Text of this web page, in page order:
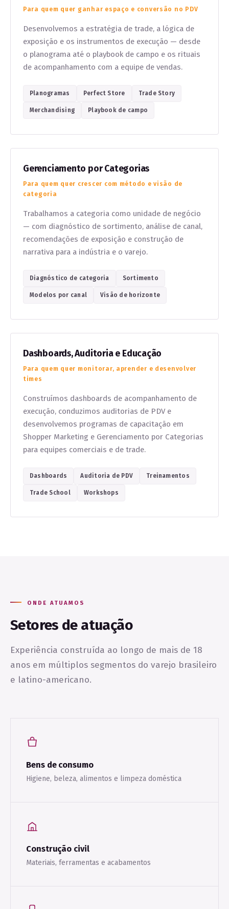
Para quem quer ganhar espaço e conversão no PDV
Desenvolvemos a estratégia de trade, a lógica de
exposição e os instrumentos de execução — desde
o planograma até o playbook de campo e os rituais
de acompanhamento com a equipe de vendas.
Planogramas Perfect Store Trade Story
Merchandising Playbook de campo
Gerenciamento por Categorias
Para quem quer crescer com método e visão de
categoria
Trabalhamos a categoria como unidade de negócio
— com diagnóstico de sortimento, análise de canal,
recomendações de exposição e construção de
narrativa para a indústria e o varejo.
Diagnóstico de categoria Sortimento
Modelos por canal Visão de horizonte
Dashboards, Auditoria e Educação
Para quem quer monitorar, aprender e desenvolver
times
Construímos dashboards de acompanhamento de
execução, conduzimos auditorias de PDV e
desenvolvemos programas de capacitação em
Shopper Marketing e Gerenciamento por Categorias
para equipes comerciais e de trade.
Dashboards Auditoria de PDV Treinamentos
Trade School Workshops
ONDE ATUAMOS
Setores de atuação
Experiência construída ao longo de mais de 18
anos em múltiplos segmentos do varejo brasileiro
e latino-americano.
Bens de consumo
Higiene, beleza, alimentos e limpeza doméstica
Construção civil
Materiais, ferramentas e acabamentos